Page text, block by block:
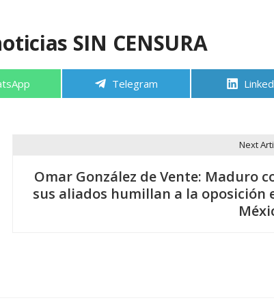
SIN CENSURA
Compartir
Telegram
Next
Omar González de Vente: Maduro
sus aliados humillan a la oposición